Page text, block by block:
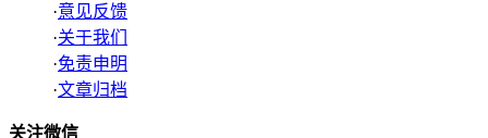
·意见反馈
·关于我们
·免责申明
·文章归档
关注微信